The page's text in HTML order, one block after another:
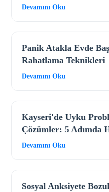
Devamını Oku
Panik Atakla Evde
Rahatlama Teknikleri
Devamını Oku
Kayseri'de Uyku
Çözümler: 5 Adımda
Devamını Oku
Sosyal Anksiyete